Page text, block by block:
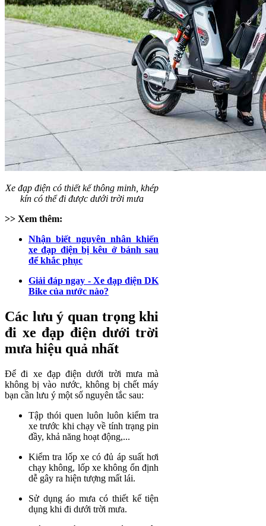
Xe đạp điện có thiết kế thông minh, khép
kín có thể đi được dưới trời mưa
>> Xem thêm:
Nhận biết nguyên nhân khiến
xe đạp điện bị kêu ở bánh sau
để khắc phục
Giải đáp ngay - Xe đạp điện DK
Bike của nước nào?
Các lưu ý quan trọng khi
đi xe đạp điện dưới trời
mưa hiệu quả nhất
Để đi xe đạp điện dưới trời mưa mà
không bị vào nước, không bị chết máy
bạn cần lưu ý một số nguyên tắc sau:
Tập thói quen luôn luôn kiểm tra
xe trước khi chạy về tính trạng pin
đầy, khả năng hoạt động,...
Kiểm tra lốp xe có đủ áp suất hơi
chạy không, lốp xe không ổn định
dễ gây ra hiện tượng mất lái.
Sử dụng áo mưa có thiết kế tiện
dụng khi đi dưới trời mưa.